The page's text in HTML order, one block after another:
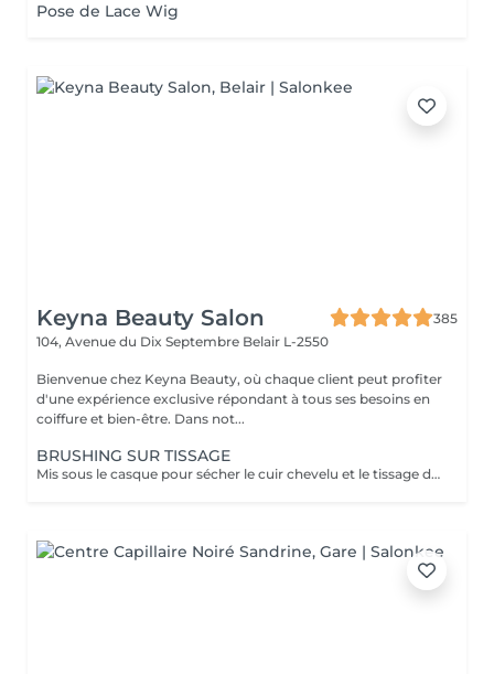
Pose de Lace Wig
Keyna Beauty Salon
385
104, Avenue du Dix Septembre Belair L-2550
Bienvenue chez Keyna Beauty, où chaque client peut profiter
d'une expérience exclusive répondant à tous ses besoins en
coiffure et bien-être. Dans not...
BRUSHING SUR TISSAGE
Mis sous le casque pour sécher le cuir chevelu et le tissage de manière efficace et confortable. Un diagnostic sur mesure + shampooing nourrissant, masque hydratant ,coiffage sérum et fixation finale. Important: cheveux sans tresse ni noeuds à l'arrivée; tout noeuds ou tressage entraîne l'annulation et 50% de la prestation est retenu. Toute arrivée retardée de 15-30 minutes ou plus entraînera l'annulation automatique du rendez-vous.